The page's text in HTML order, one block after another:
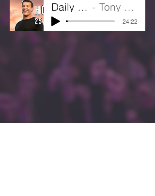
Daily Magic Tony Robbins
-24:22